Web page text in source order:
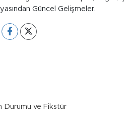
Güncel Gelişmeler.
Durumu ve Fikstür